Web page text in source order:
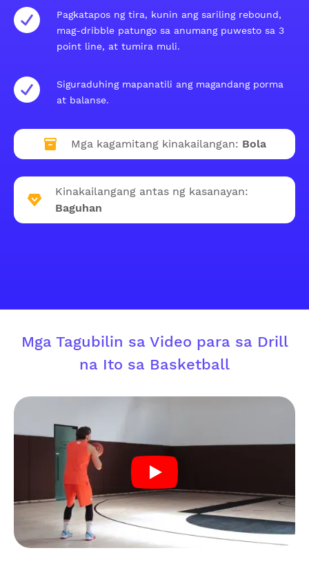
Pagkatapos ng tira, kunin ang sariling rebound,
mag-dribble patungo sa anumang puwesto sa 3
point line, at tumira muli.
Siguraduhing mapanatili ang magandang porma
at balanse.
Mga kagamitang kinakailangan: Bola
Kinakailangang antas ng kasanayan:
Baguhan
Mga Tagubilin sa Video para sa Drill
na Ito sa Basketball